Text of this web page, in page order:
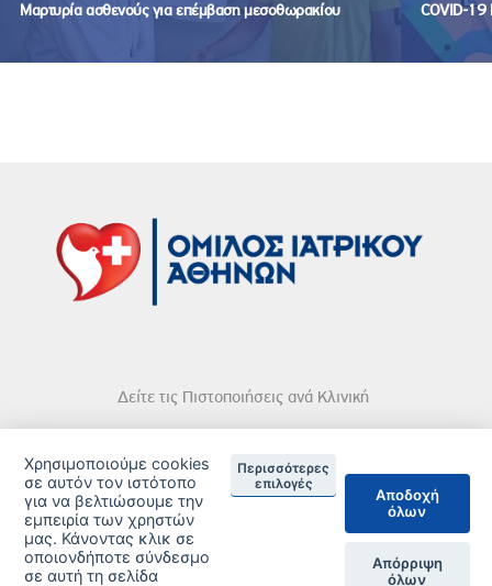
Μαρτυρία ασθενούς για επέμβαση μεσοθωρακίου COVID-19
Δείτε τις Πιστοποιήσεις ανά Κλινική
© 2026 Copyright © Iatriko.gr | Powered by Aboutnet
Χρησιμοποιούμε cookies
σε αυτόν τον ιστότοπο
για να βελτιώσουμε την
εμπειρία των χρηστών
μας. Κάνοντας κλικ σε
οποιονδήποτε σύνδεσμο
σε αυτή τη σελίδα
Περισσότερες
επιλογές
Αποδοχή
όλων
Απόρριψη
όλων